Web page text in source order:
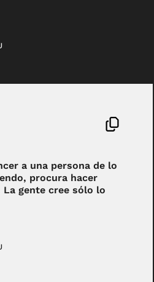
a una persona de lo
procura hacer
gente cree sólo lo